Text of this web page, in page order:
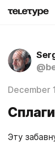
December
Эту